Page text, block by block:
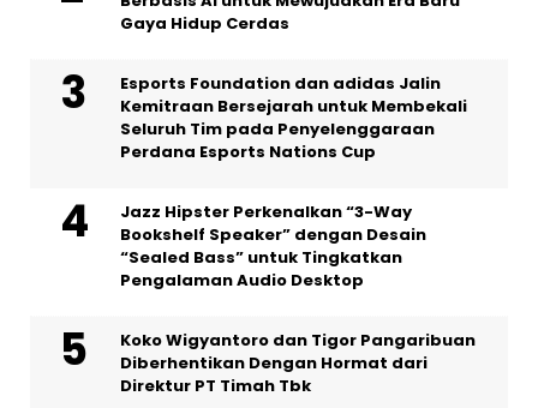
Gaya Hidup Cerdas
Esports Foundation dan adidas Jalin
Kemitraan Bersejarah untuk Membekali
Seluruh Tim pada Penyelenggaraan
Perdana Esports Nations Cup
Jazz Hipster Perkenalkan “3-Way
Bookshelf Speaker” dengan Desain
“Sealed Bass” untuk Tingkatkan
Pengalaman Audio Desktop
Koko Wigyantoro dan Tigor Pangaribuan
Diberhentikan Dengan Hormat dari
Direktur PT Timah Tbk